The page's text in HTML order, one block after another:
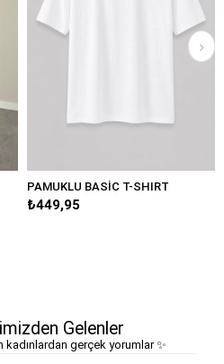
PAMUKLU BASİC T-SHIRT
₺449,95
Gelenler
kadınlardan gerçek yorumlar ✨